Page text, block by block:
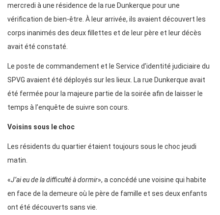
mercredi à une résidence de la rue Dunkerque pour une
vérification de bien-être. À leur arrivée, ils avaient découvert les
corps inanimés des deux fillettes et de leur père et leur décès
avait été constaté.
Le poste de commandement et le Service d’identité judiciaire du
SPVG avaient été déployés sur les lieux. La rue Dunkerque avait
été fermée pour la majeure partie de la soirée afin de laisser le
temps à l’enquête de suivre son cours.
Voisins sous le choc
Les résidents du quartier étaient toujours sous le choc jeudi
matin.
«J’ai eu de la difficulté à dormir», a concédé une voisine qui habite
en face de la demeure où le père de famille et ses deux enfants
ont été découverts sans vie.